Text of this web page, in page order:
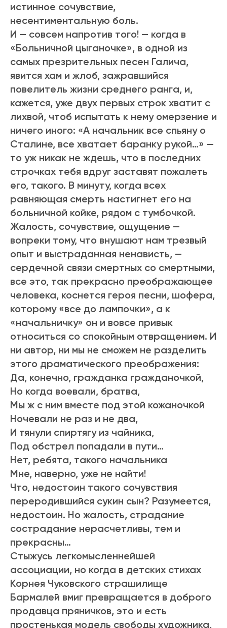
истинное сочувствие,
несентиментальную боль.
И — совсем напротив того! — когда в
«Больничной цыганочке», в одной из
самых презрительных песен Галича,
явится хам и жлоб, зажравшийся
повелитель жизни среднего ранга, и,
кажется, уже двух первых строк хватит с
лихвой, чтоб испытать к нему омерзение и
ничего иного: «А начальник все спьяну о
Сталине, все хватает баранку рукой…» —
то уж никак не ждешь, что в последних
строчках тебя вдруг заставят пожалеть
его, такого. В минуту, когда всех
равняющая смерть настигнет его на
больничной койке, рядом с тумбочкой.
Жалость, сочувствие, ощущение —
вопреки тому, что внушают нам трезвый
опыт и выстраданная ненависть, —
сердечной связи смертных со смертными,
все это, так прекрасно преображающее
человека, коснется героя песни, шофера,
которому «все до лампочки», а к
«начальничку» он и вовсе привык
относиться со спокойным отвращением. И
ни автор, ни мы не сможем не разделить
этого драматического преображения:
Да, конечно, гражданка гражданочкой,
Но когда воевали, братва,
Мы ж с ним вместе под этой кожаночкой
Ночевали не раз и не два,
И тянули спиртягу из чайника,
Под обстрел попадали в пути…
Нет, ребята, такого начальника
Мне, наверно, уже не найти!
Что, недостоин такого сочувствия
переродившийся сукин сын? Разумеется,
недостоин. Но жалость, страдание
сострадание нерасчетливы, тем и
прекрасны…
Стыжусь легкомысленнейшей
ассоциации, но когда в детских стихах
Корнея Чуковского страшилище
Бармалей вмиг превращается в доброго
продавца пряничков, это и есть
простенькая модель свободы художника,